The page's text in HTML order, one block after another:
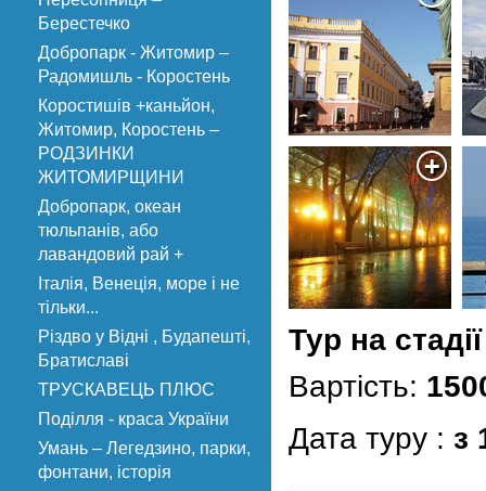
Берестечко
Добропарк - Житомир –
Радомишль - Коростень
Коростишів +каньйон,
Житомир, Коростень –
РОДЗИНКИ
ЖИТОМИРЩИНИ
Добропарк, океан
тюльпанів, або
лавандовий рай +
Італія, Венеція, море і не
тільки...
Різдво у Відні , Будапешті,
Братиславі
ТРУСКАВЕЦЬ ПЛЮС
Поділля - краса України
Умань – Легедзино, парки,
фонтани, історія
Тур на
Вартість:
Дата туру : з